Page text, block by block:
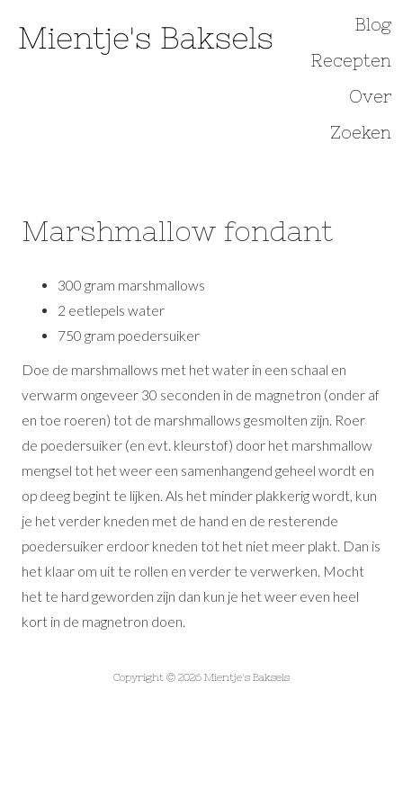
Blog
Recepten
Over
Zoeken
Marshmallow fondant
300 gram marshmallows
2 eetlepels water
750 gram poedersuiker
Doe de marshmallows met het water in een schaal en
verwarm ongeveer 30 seconden in de magnetron (onder af
en toe roeren) tot de marshmallows gesmolten zijn. Roer
de poedersuiker (en evt. kleurstof) door het marshmallow
mengsel tot het weer een samenhangend geheel wordt en
op deeg begint te lijken. Als het minder plakkerig wordt, kun
je het verder kneden met de hand en de resterende
poedersuiker erdoor kneden tot het niet meer plakt. Dan is
het klaar om uit te rollen en verder te verwerken. Mocht
het te hard geworden zijn dan kun je het weer even heel
kort in de magnetron doen.
Copyright © 2026 Mientje's Baksels